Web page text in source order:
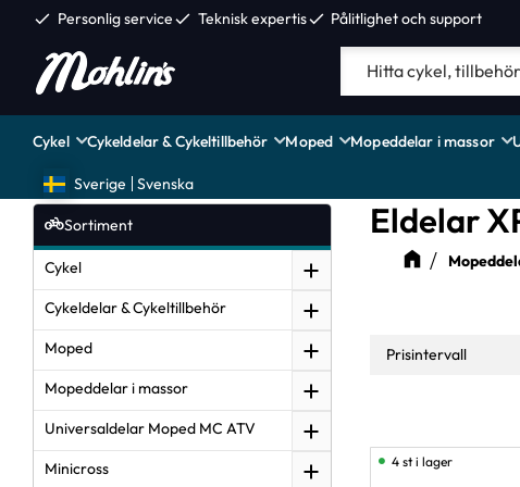
check Personlig servicecheck Teknisk expertischeck Pålitlighet och support
Cykel Cykeldelar & Cykeltillbehör Moped Mopeddelar i massor
Sverige Svenska
Eldelar
Prisintervall
4 st i lager
Sortiment
Cykel
Cykeldelar & Cykeltillbehör
Moped
Mopeddelar i massor
Universaldelar Moped MC ATV
Minicross